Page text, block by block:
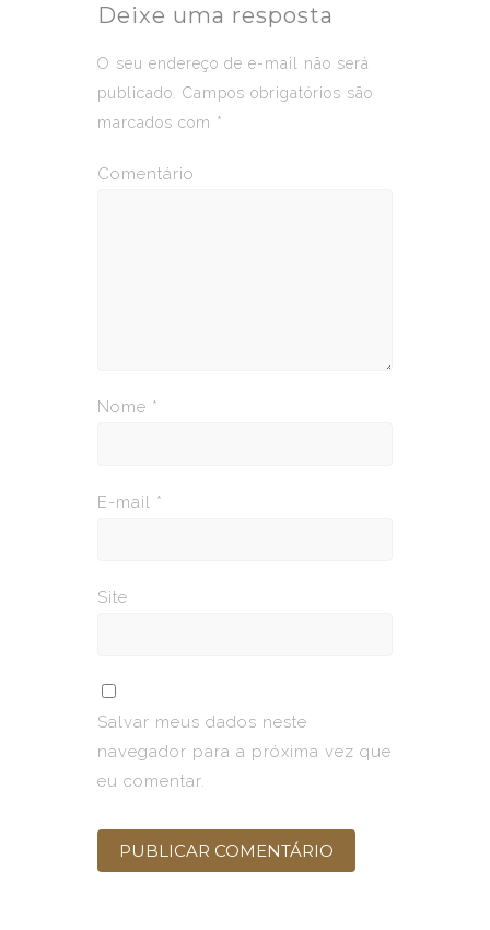
Deixe uma resposta
O seu endereço de e-mail não será
publicado.
Campos obrigatórios são
marcados com *
Comentário
Nome *
E-mail *
Site
Salvar meus dados neste
navegador para a próxima vez que
eu comentar.